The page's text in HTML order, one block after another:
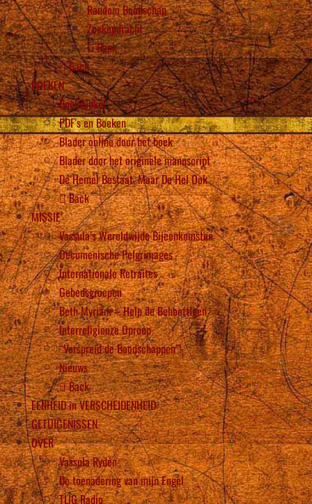
Random Boodschap
Zoekopdracht
Back
Back
BOEKEN
Boekwinkel
PDF’s en Boeken
Blader online door het boek
Blader door het originele manuscript
De Hemel Bestaat, Maar De Hel Ook
Back
MISSIE
Vassula’s Wereldwijde Bijeenkomsten
Oecumenische Pelgrimages
Internationale Retraites
Gebedsgroepen
Beth Myriam – Help de Behoeftigen
Interreligieuze Oproep
“Verspreid de Boodschappen”!
Nieuws
Back
EENHEID in VERSCHEIDENHEID
GETUIGENISSEN
OVER
Vassula Rydén
De toenadering van mijn Engel
TLIG Radio